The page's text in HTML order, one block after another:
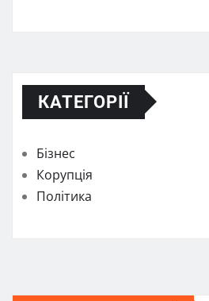
КАТЕГОРІЇ
Бізнес
Корупція
Політика